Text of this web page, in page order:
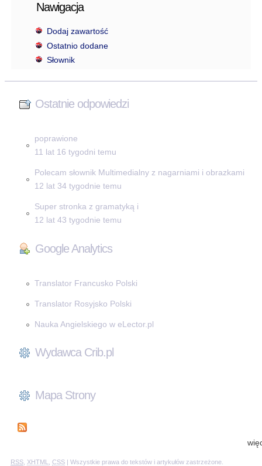
Nawigacja
Dodaj zawartość
Ostatnio dodane
Słownik
Ostatnie odpowiedzi
poprawione
11 lat 16 tygodni temu
Polecam słownik Multimedialny z nagarniami i obrazkami
12 lat 34 tygodnie temu
Super stronka z gramatyką i
12 lat 43 tygodnie temu
Google Analytics
Translator Francusko Polski
Translator Rosyjsko Polski
Nauka Angielskiego w eLector.pl
Wydawca Crib.pl
Mapa Strony
RSS XHTML CSS | Wszystkie prawa do tekstów i artykułów zastrzeżone.